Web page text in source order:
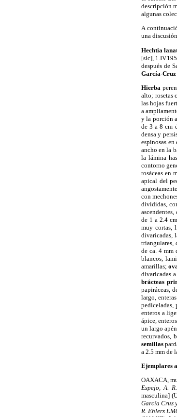
descripción
algunas
A
una
Hechtia
[sic],
después de
García-Cruz
Hierba
alto; rosetas
las hojas
a
y la porción
de 3 a 8 cm
densa y
espinosas
ancho en la
la lámina
contorno
rosáceas en
apical del
con
divididas,
de 1 a 2.4
muy cortas,
divaricadas,
triangulares,
de ca. 4 mm
blancos,
amarillas;
divaricadas
brácteas
papiráceas,
largo,
pediceladas,
enteros a
ápice,
un largo
recurvados,
semillas
a 2.5 mm de
Ejemplares
OAXACA,
Espejo, A.
masculina]
García Cruz
R. Ehlers